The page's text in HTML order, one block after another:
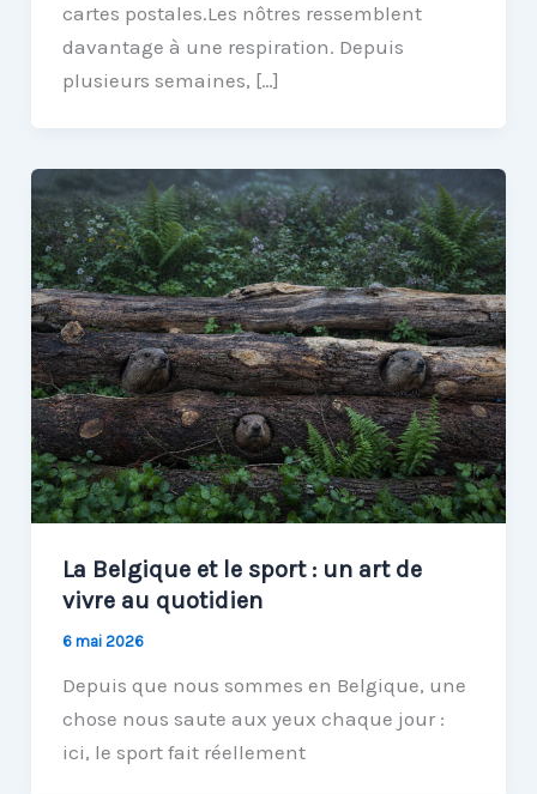
cartes postales.Les nôtres ressemblent
davantage à une respiration. Depuis
plusieurs semaines, […]
La Belgique et le sport : un art de
vivre au quotidien
6 mai 2026
Depuis que nous sommes en Belgique, une
chose nous saute aux yeux chaque jour :
ici, le sport fait réellement